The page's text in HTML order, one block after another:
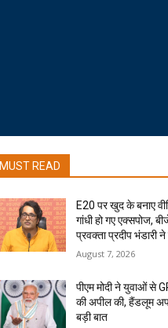
MUST READ
E20 पर खुद के बनाए
गांधी हो गए एक्सपोज,
प्रवक्ता प्रदीप भंडारी
August 7, 2026
पीएम मोदी ने युवाओं से
की अपील की, हैंडलूम
बड़ी बात